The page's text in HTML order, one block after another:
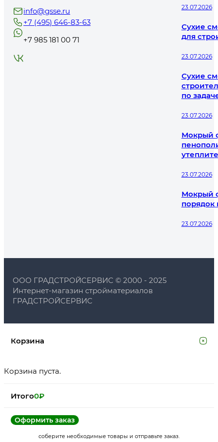
info@gsse.ru
+7 (495) 646-83-63
+7 985 181 00 71
23.07.2026
Сухие
для
23.07.2026
Сухие
по
23.07.2026
Мокрый
23.07.2026
Мокрый
порядок
23.07.2026
ООО ГРАДСТРОЙСЕРВИС © 2000 - 2025
Интернет-магазин стройматериалов
ГРАДСТРОЙСЕРВИС
Корзина
Корзина пуста.
Итого0₽
Оформить заказ
соберите необходимые товары и отправьте заказ.